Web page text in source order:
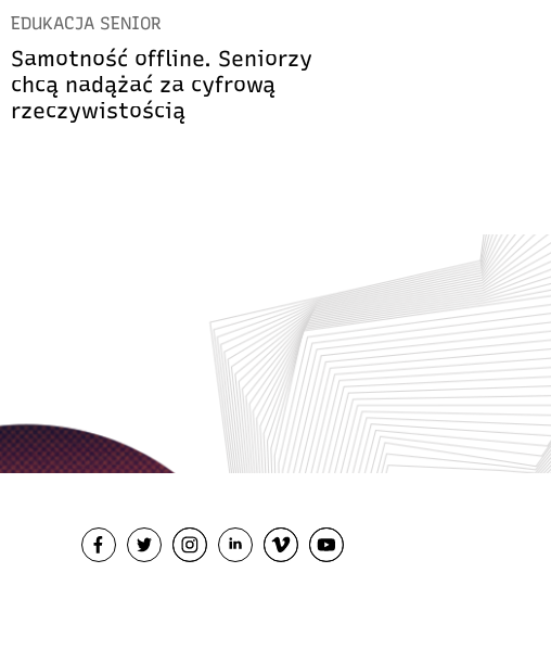
EDUKACJA SENIOR
Samotność offline. Seniorzy
chcą nadążać za cyfrową
rzeczywistością